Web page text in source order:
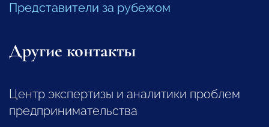
Представители за рубежом
Другие контакты
Центр экспертизы и аналитики проблем
предпринимательства